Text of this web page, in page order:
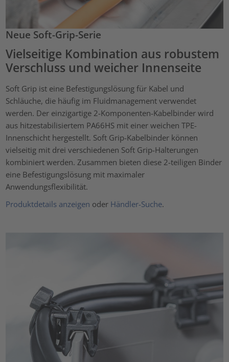
Neue Soft-Grip-Serie
Vielseitige Kombination aus robustem
Verschluss und weicher Innenseite
Soft Grip ist eine Befestigungslösung für Kabel und
Schläuche, die häufig im Fluidmanagement verwendet
werden. Der einzigartige 2-Komponenten-Kabelbinder wird
aus hitzestabilisiertem PA66HS mit einer weichen TPE-
Innenschicht hergestellt. Soft Grip-Kabelbinder können
vielseitig mit drei verschiedenen Soft Grip-Halterungen
kombiniert werden. Zusammen bieten diese 2-teiligen Binder
eine Befestigungslösung mit maximaler
Anwendungsflexibilität.
Produktdetails anzeigen oder Händler-Suche.